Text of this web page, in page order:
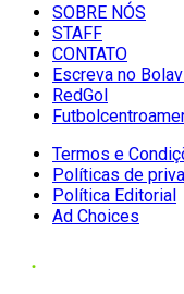
SOBRE NÓS
STAFF
CONTATO
Escreva no
RedGol
Termos e
Políticas de
Política Editorial
Ad Choices